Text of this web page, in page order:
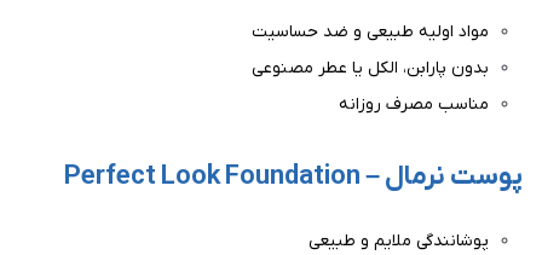
مواد اولیه طبیعی و ضد حساسیت
بدون پارابن، الکل یا عطر مصنوعی
مناسب مصرف روزانه
پوست نرمال – Perfect Look Foundation
پوشانندگی ملایم و طبیعی